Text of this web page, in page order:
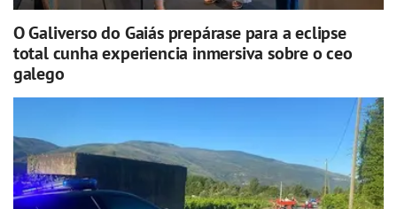
O Galiverso do Gaiás prepárase para a eclipse
total cunha experiencia inmersiva sobre o ceo
galego